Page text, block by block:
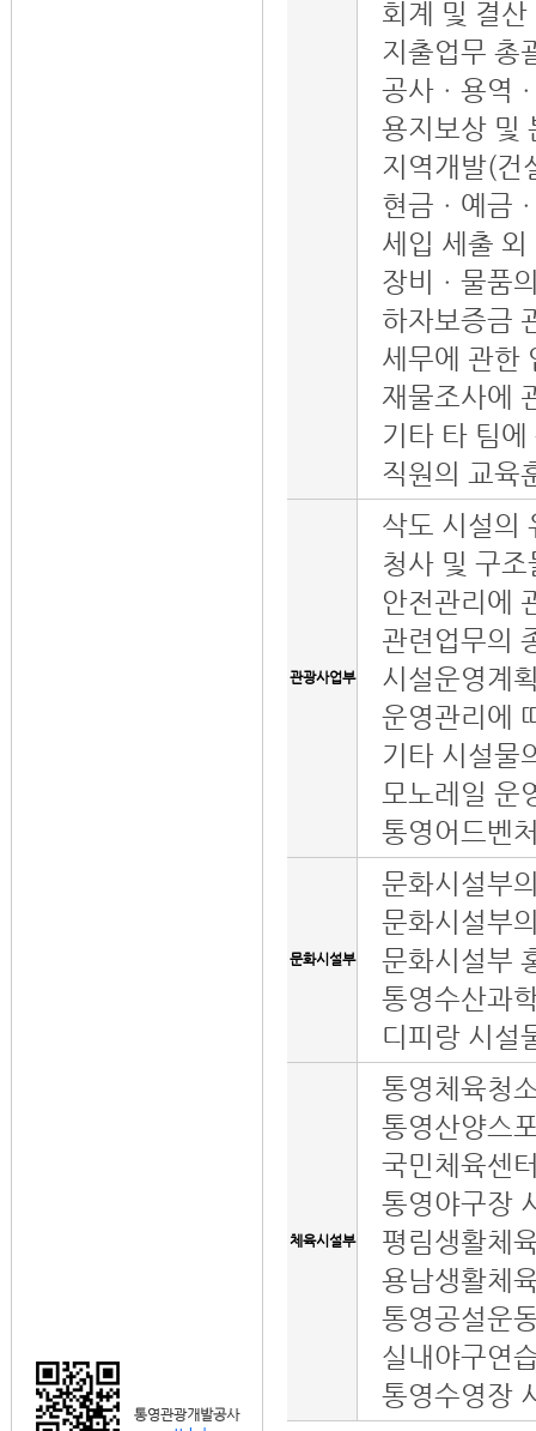
회계 및 결
지출업무 총
공사ㆍ용역
용지보상 및
지역개발(건
현금ㆍ예금
세입 세출
장비ㆍ물품
하자보증금
세무에 관한
재물조사에
기타 타 팀
직원의 교육
관광사업부
삭도 시설의
청사 및 구
안전관리에
관련업무의
시설운영계
운영관리에
기타 시설물
모노레일 운
통영어드벤
문화시설부
문화시설부
문화시설부
문화시설부
통영수산과
디피랑 시설
체육시설부
통영체육청
통영산양스
국민체육센
통영야구장
평림생활체
용남생활체
통영공설운
실내야구연
통영수영장